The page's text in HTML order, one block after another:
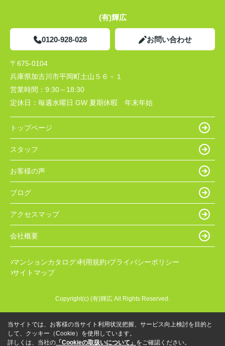
(有)輝広
0120-928-028 お問い合わせ
〒675-0104
兵庫県加古川市平岡町土山５６－１
営業時間： 9:30～18:30
定休日： 毎週水曜日 GW 夏期休暇 年末年始
トップページ
スタッフ
お客様の声
ブログ
アクセスマップ
会社概要
マンションカタログ 利用規約 プライバシーポリシー
サイトマップ
Copyright(c) (有)輝広 All Rights Reserved.
当サイトでは、お客様の当サイト利用状況把握、サービス向上検討を目的と
して、クッキー（Cookie）を使用しています。
詳しくは、当社の 「Cookieの取扱いについて」 をご確認ください。